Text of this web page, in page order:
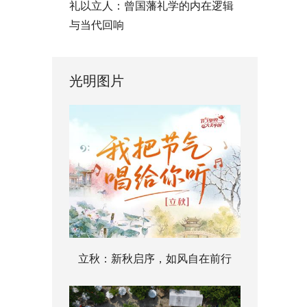
礼以立人：曾国藩礼学的内在逻辑
与当代回响
光明图片
立秋：新秋启序，如风自在前行